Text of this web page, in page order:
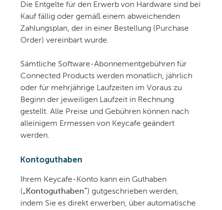
Die Entgelte für den Erwerb von Hardware sind bei
Kauf fällig oder gemäß einem abweichenden
Zahlungsplan, der in einer Bestellung (Purchase
Order) vereinbart wurde.
Sämtliche Software-Abonnementgebühren für
Connected Products werden monatlich, jährlich
oder für mehrjährige Laufzeiten im Voraus zu
Beginn der jeweiligen Laufzeit in Rechnung
gestellt. Alle Preise und Gebühren können nach
alleinigem Ermessen von Keycafe geändert
werden.
Kontoguthaben
Ihrem Keycafe-Konto kann ein Guthaben
(„Kontoguthaben“) gutgeschrieben werden,
indem Sie es direkt erwerben, über automatische